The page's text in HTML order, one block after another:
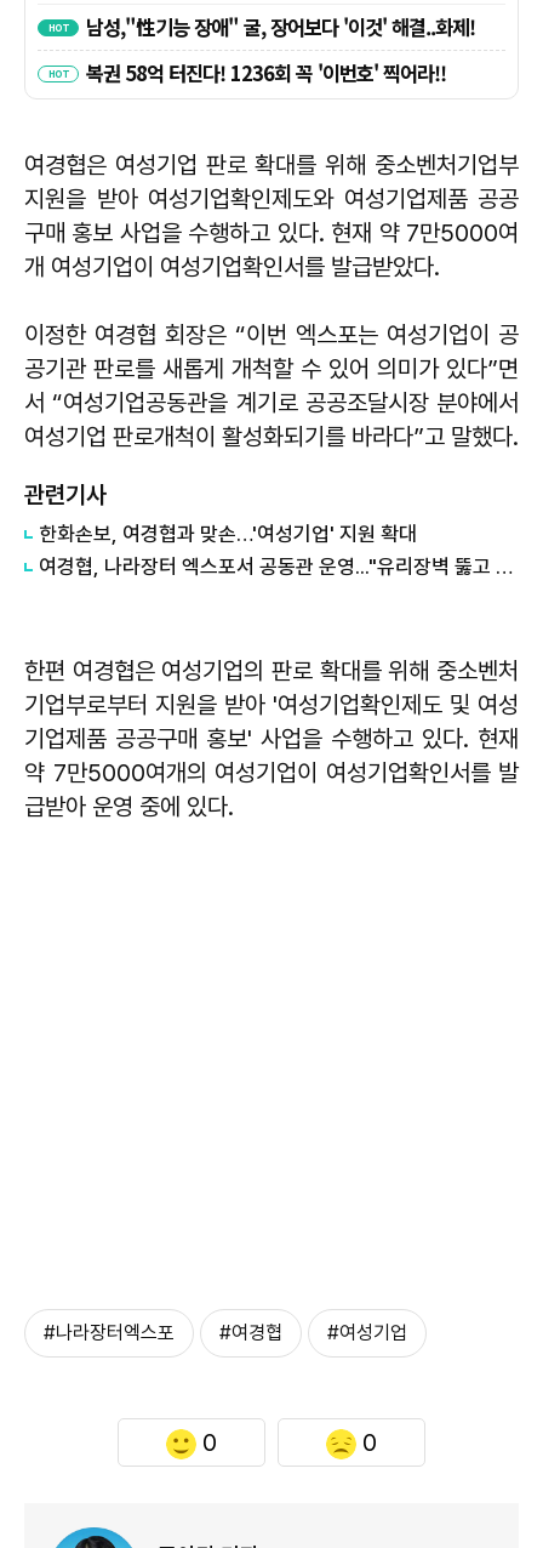
여경협은 여성기업 판로 확대를 위해 중소벤처기업부
지원을 받아 여성기업확인제도와 여성기업제품 공공
구매 홍보 사업을 수행하고 있다. 현재 약 7만5000여
개 여성기업이 여성기업확인서를 발급받았다.
이정한 여경협 회장은 “이번 엑스포는 여성기업이 공
공기관 판로를 새롭게 개척할 수 있어 의미가 있다”면
서 “여성기업공동관을 계기로 공공조달시장 분야에서
여성기업 판로개척이 활성화되기를 바라다”고 말했다.
관련기사
한화손보, 여경협과 맞손…'여성기업' 지원 확대
여경협, 나라장터 엑스포서 공동관 운영..."유리장벽 뚫고 공공조달로"
한편 여경협은 여성기업의 판로 확대를 위해 중소벤처
기업부로부터 지원을 받아 '여성기업확인제도 및 여성
기업제품 공공구매 홍보' 사업을 수행하고 있다. 현재
약 7만5000여개의 여성기업이 여성기업확인서를 발
급받아 운영 중에 있다.
#나라장터엑스포 #여경협 #여성기업
0 0